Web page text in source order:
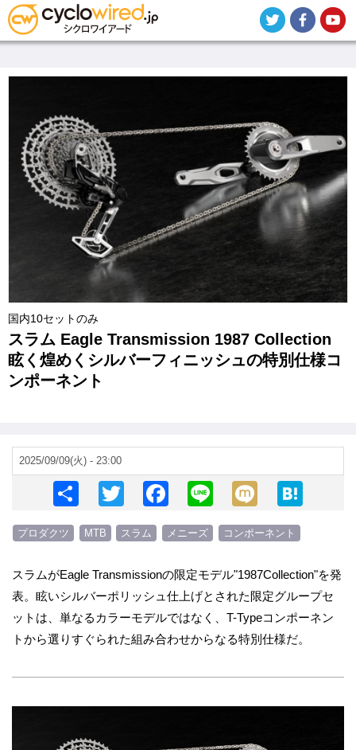
メ
イ
国内10セットのみ
スラム Eagle Transmission 1987 Collection
眩く煌めくシルバーフィニッシュの特別仕様コ
ンポーネント
2025/09/09(火) - 23:00
S
h
ar
e
T
wi
tt
er
F
a
c
e
b
o
o
k
Li
n
e
M
ixi
n
a
プロダクツ MTB スラム メニーズ コンポーネント
スラムがEagle Transmissionの限定モデル"1987Collection"を発
表。眩いシルバーポリッシュ仕上げとされた限定グループセ
ットは、単なるカラーモデルではなく、T-Typeコンポーネン
トから選りすぐられた組み合わせからなる特別仕様だ。